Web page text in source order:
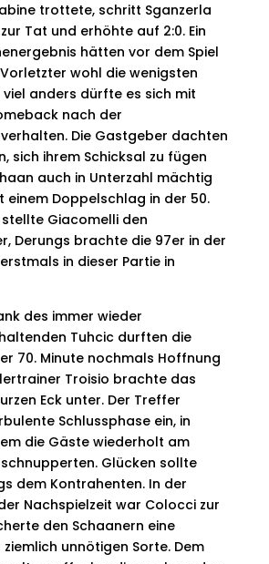
trottete, schritt Sganzerla
Tat und erhöhte auf 2:0. Ein
hätten vor dem Spiel
wohl die wenigsten
anders dürfte es sich mit
nach der
Die Gastgeber dachten
sich ihrem Schicksal zu fügen
auch in Unterzahl mächtig
einem Doppelschlag in der 50.
Giacomelli den
Derungs brachte die 97er in der
in dieser Partie in
des immer wieder
Tuhcic durften die
70. Minute nochmals Hoffnung
Troisio brachte das
Eck unter. Der Treffer
Schlussphase ein, in
die Gäste wiederholt am
Glücken sollte
dem Kontrahenten. In der
Nachspielzeit war Colocci zur
den Schaanern eine
unnötigen Sorte. Dem